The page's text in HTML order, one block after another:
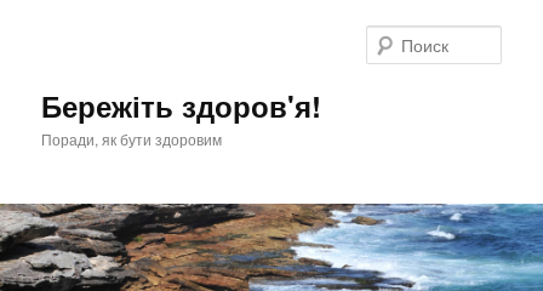
Бережіть здоров'я!
Поради, як бути здоровим